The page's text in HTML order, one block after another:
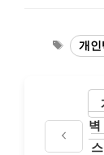
Tags
개인
벽